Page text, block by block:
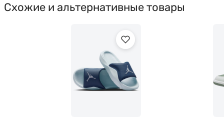
Схожие и альтернативные товары